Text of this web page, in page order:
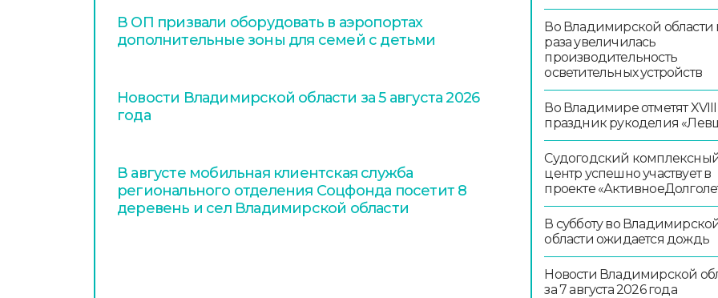
В ОП призвали оборудовать в аэропортах
дополнительные зоны для семей с детьми
Новости Владимирской области за 5 августа 2026
года
В августе мобильная клиентская служба
регионального отделения Соцфонда посетит 8
деревень и сел Владимирской области
Во Владимирской области
раза увеличилась
производительность
осветительных устройств
Во Владимире отметят XVIII
праздник рукоделия
Судогодский
центр успешно участвует в
проекте
В субботу во
области ожидается дождь
Новости Владимирской
за 7 августа 2026 года